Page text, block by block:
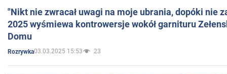
"Nikt nie zwracał uwagi na moje ubrania, dopóki nie
2025 wyśmiewa kontrowersje wokół garnituru
Domu
Rozrywka03.03.2025 15:53 23